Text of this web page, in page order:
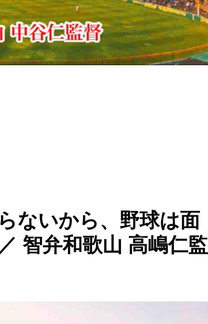
からない選手では困る」／ 智弁和歌山 中谷仁監督” の
ないから、野球は面
智弁和歌山 高嶋仁監